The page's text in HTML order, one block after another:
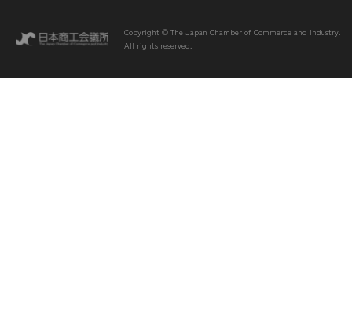
Copyright © The Japan Chamber of Commerce and Industry.
All rights reserved.